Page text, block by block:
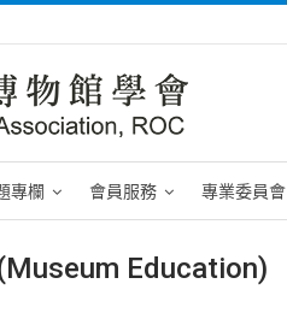
專欄 會員服務 專業委員會
Education)